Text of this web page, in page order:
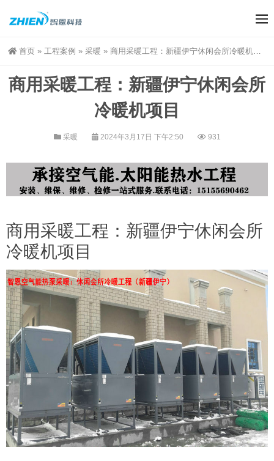
首页 » 工程案例 » 采暖 » 商用采暖工程：新疆伊宁休闲会所冷暖机项目
商用采暖工程：新疆伊宁休闲会所
冷暖机项目
采暖 2024年3月17日 下午2:50 931
商用采暖工程：新疆伊宁休闲会所
冷暖机项目